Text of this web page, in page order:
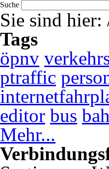
Suche
Sie sind hier:
Tags
öpnv
ptraffic
editor bus
Mehr...